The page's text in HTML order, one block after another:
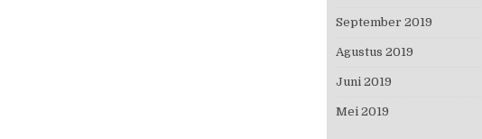
September 2019
Agustus 2019
Juni 2019
Mei 2019